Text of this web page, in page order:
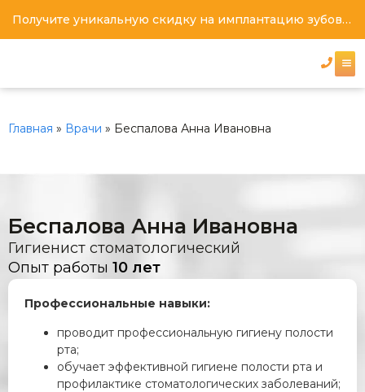
Получите уникальную скидку на имплантацию зубов под ключ
Главная » Врачи » Беспалова Анна Ивановна
Беспалова Анна Ивановна
Гигиенист стоматологический
Опыт работы 10 лет
Профессиональные навыки:
проводит профессиональную гигиену полости
рта;
обучает эффективной гигиене полости рта и
профилактике стоматологических заболеваний;